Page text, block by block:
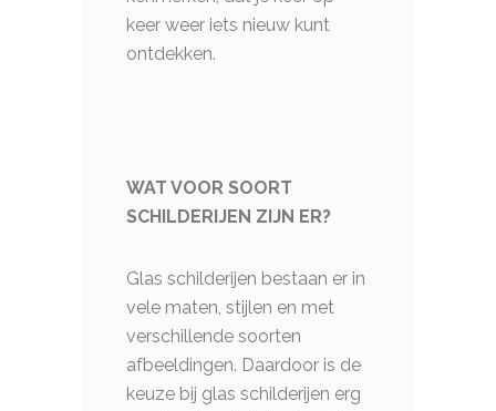
keer weer iets nieuw kunt
ontdekken.
WAT VOOR SOORT
SCHILDERIJEN ZIJN ER?
Glas schilderijen bestaan er in
vele maten, stijlen en met
verschillende soorten
afbeeldingen. Daardoor is de
keuze bij glas schilderijen erg